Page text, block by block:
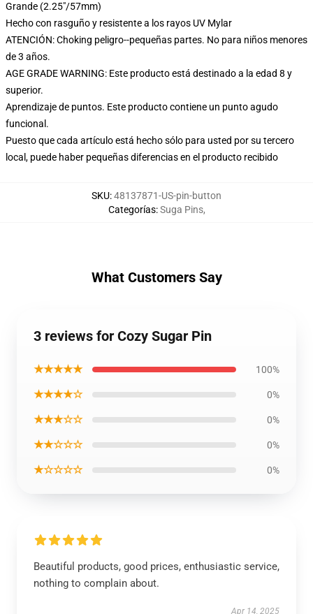
Grande (2.25"/57mm)
Hecho con rasguño y resistente a los rayos UV Mylar
ATENCIÓN: Choking peligro--pequeñas partes. No para niños menores
de 3 años.
AGE GRADE WARNING: Este producto está destinado a la edad 8 y
superior.
Aprendizaje de puntos. Este producto contiene un punto agudo
funcional.
Puesto que cada artículo está hecho sólo para usted por su tercero
local, puede haber pequeñas diferencias en el producto recibido
SKU:48137871-US-pin-button
Categorías:Suga Pins,
What Customers Say
3 reviews for Cozy Sugar Pin
★★★★★ 100%
★★★★☆ 0%
★★★☆☆ 0%
★★☆☆☆ 0%
★☆☆☆☆ 0%
Beautiful products, good prices, enthusiastic service,
nothing to complain about.
Apr 14, 2025